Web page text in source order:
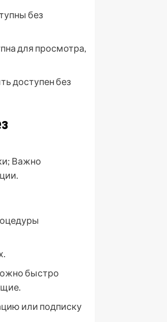
без
для просмотра,
доступен без
Важно
быстро
или подписку